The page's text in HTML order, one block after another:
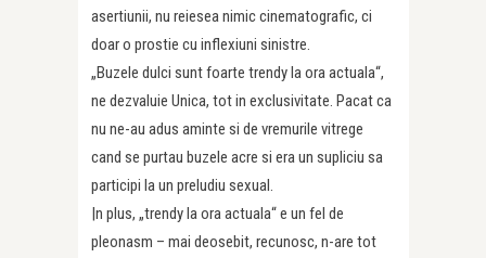
asertiunii, nu reiesea nimic cinematografic, ci
doar o prostie cu inflexiuni sinistre.
„Buzele dulci sunt foarte trendy la ora actuala“,
ne dezvaluie Unica, tot in exclusivitate. Pacat ca
nu ne-au adus aminte si de vremurile vitrege
cand se purtau buzele acre si era un supliciu sa
participi la un preludiu sexual.
|n plus, „trendy la ora actuala“ e un fel de
pleonasm – mai deosebit, recunosc, n-are tot